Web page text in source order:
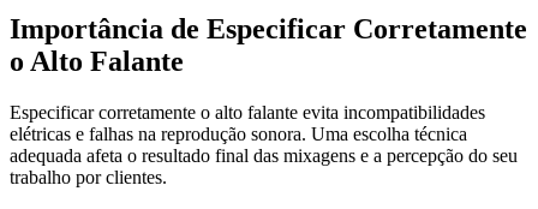
Importância de Especificar Corretamente
o Alto Falante
Especificar corretamente o alto falante evita incompatibilidades
elétricas e falhas na reprodução sonora. Uma escolha técnica
adequada afeta o resultado final das mixagens e a percepção do seu
trabalho por clientes.